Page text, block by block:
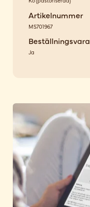
Artikelnummer
MS701967
Beställningsvara
Ja